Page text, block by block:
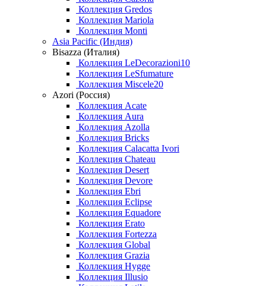
Коллекция Gredos
Коллекция Mariola
Коллекция Monti
Asia Pacific (Индия)
Bisazza (Италия)
Коллекция LeDecorazioni10
Коллекция LeSfumature
Коллекция Miscele20
Azori (Россия)
Коллекция Acate
Коллекция Aura
Коллекция Azolla
Коллекция Bricks
Коллекция Calacatta Ivori
Коллекция Chateau
Коллекция Desert
Коллекция Devore
Коллекция Ebri
Коллекция Eclipse
Коллекция Equadore
Коллекция Erato
Коллекция Fortezza
Коллекция Global
Коллекция Grazia
Коллекция Hygge
Коллекция Illusio